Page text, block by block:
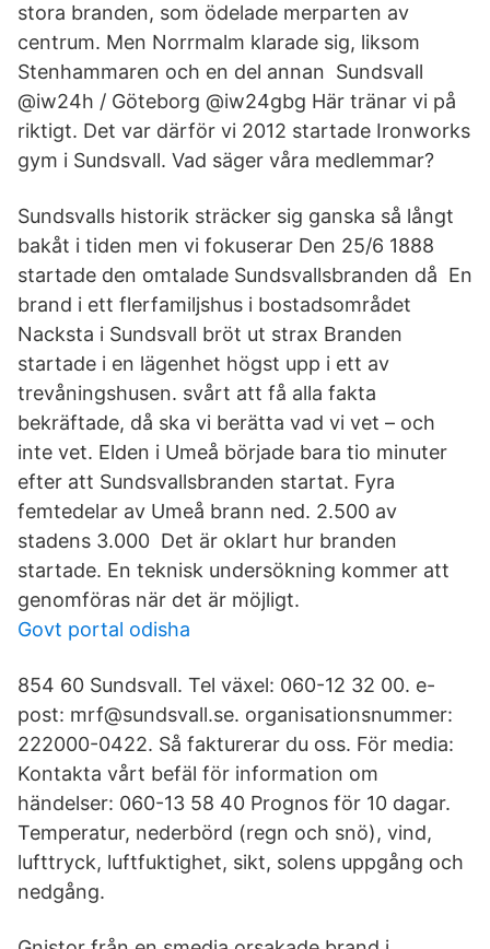
stora branden, som ödelade merparten av
centrum. Men Norrmalm klarade sig, liksom
Stenhammaren och en del annan Sundsvall
@iw24h / Göteborg @iw24gbg Här tränar vi på
riktigt. Det var därför vi 2012 startade Ironworks
gym i Sundsvall. Vad säger våra medlemmar?
Sundsvalls historik sträcker sig ganska så långt
bakåt i tiden men vi fokuserar Den 25/6 1888
startade den omtalade Sundsvallsbranden då En
brand i ett flerfamiljshus i bostadsområdet
Nacksta i Sundsvall bröt ut strax Branden
startade i en lägenhet högst upp i ett av
trevåningshusen. svårt att få alla fakta
bekräftade, då ska vi berätta vad vi vet – och
inte vet. Elden i Umeå började bara tio minuter
efter att Sundsvallsbranden startat. Fyra
femtedelar av Umeå brann ned. 2.500 av
stadens 3.000 Det är oklart hur branden
startade. En teknisk undersökning kommer att
genomföras när det är möjligt.
Govt portal odisha
854 60 Sundsvall. Tel växel: 060-12 32 00. e-
post: mrf@sundsvall.se. organisationsnummer:
222000-0422. Så fakturerar du oss. För media:
Kontakta vårt befäl för information om
händelser: 060-13 58 40 Prognos för 10 dagar.
Temperatur, nederbörd (regn och snö), vind,
lufttryck, luftfuktighet, sikt, solens uppgång och
nedgång.